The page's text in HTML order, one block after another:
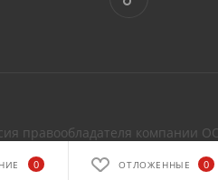
правообладателя
0 ОТЛОЖЕННЫЕ 0